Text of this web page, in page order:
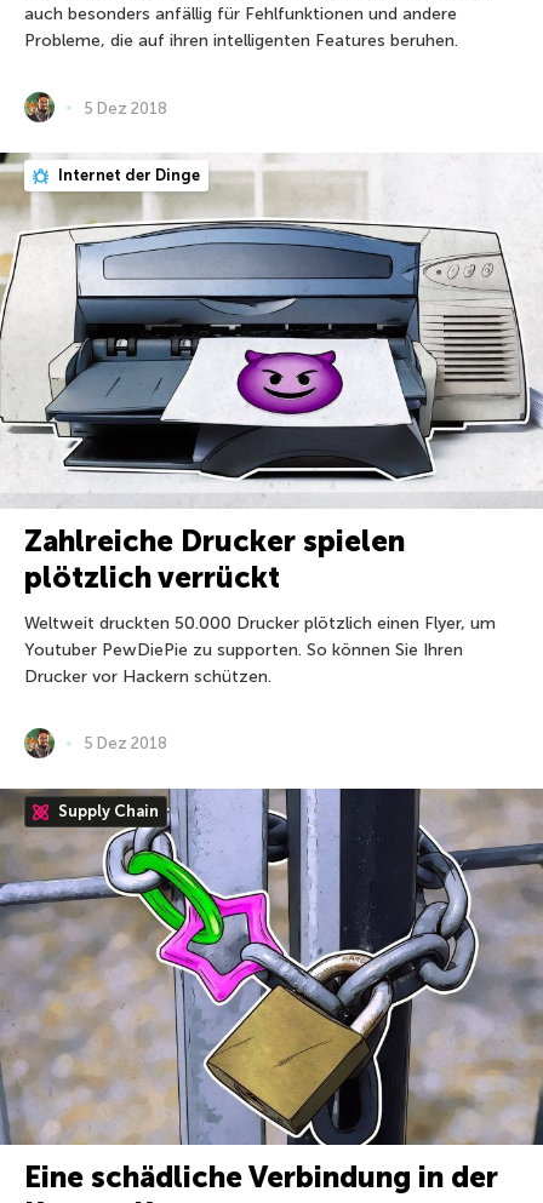
auch besonders anfällig für Fehlfunktionen und andere
Probleme, die auf ihren intelligenten Features beruhen.
5 Dez 2018
Internet der Dinge
Zahlreiche Drucker spielen
plötzlich verrückt
Weltweit druckten 50.000 Drucker plötzlich einen Flyer, um
Youtuber PewDiePie zu supporten. So können Sie Ihren
Drucker vor Hackern schützen.
5 Dez 2018
Supply Chain
Eine schädliche Verbindung in der